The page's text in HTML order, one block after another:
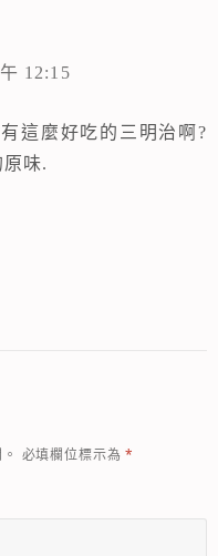
12:15
這麼好吃的三明治啊?
味.
必填欄位標示為*